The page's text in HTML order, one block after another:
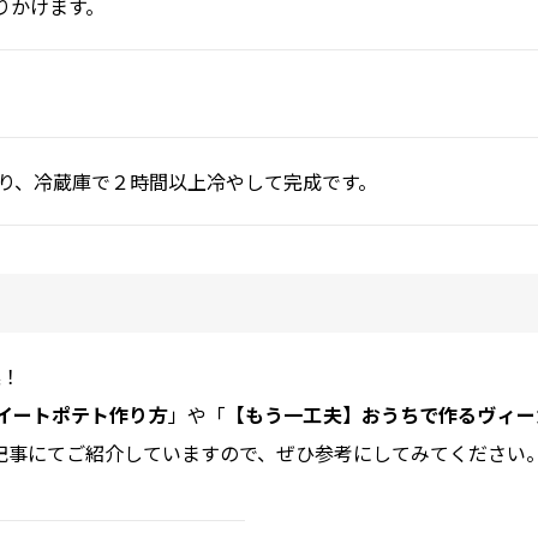
けます。
冷蔵庫で２時間以上冷やして完成です。
ートポテト作り方」や「 【もう一工夫】おうちで作るヴィ
にてご紹介していますので、ぜひ参考にしてみてください。